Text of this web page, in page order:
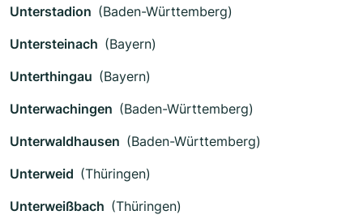
Unterstadion (Baden-Württemberg)
Untersteinach (Bayern)
Unterthingau (Bayern)
Unterwachingen (Baden-Württemberg)
Unterwaldhausen (Baden-Württemberg)
Unterweid (Thüringen)
Unterweißbach (Thüringen)